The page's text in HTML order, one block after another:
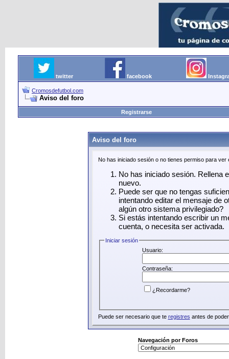
twitter facebook
Cromosdefutbol.com
Aviso del foro
Registrarse
Aviso del foro
No has iniciado sesión o no tienes permiso para
No has iniciado sesión. Rellena
nuevo.
Puede ser que no tengas
intentando editar el mensaje de
algún otro sistema privilegiado?
Si estás intentando escribir un
cuenta, o necesita ser activada.
Iniciar sesión
Usuario:
Contraseña:
¿Recordarme?
Puede ser necesario que te registres antes de
Navegación por Foros